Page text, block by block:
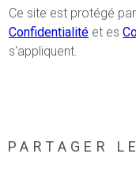
Ce site est protégé
Confidentialité et es
s'appliquent.
PARTAGER